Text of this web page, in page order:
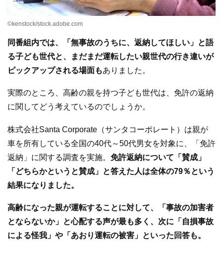
©kenstock/stock.adobe.com
同番組内では、「無事故のうちに、返納してほしい」と語
る子ども世代と、まだまだ運転したい親世代の行き違いが
ピックアップされる場面もありました。
実際のところ、高齢の親を持つ子ども世代は、免許の返納
に関してどう考えているのでしょうか。
株式会社Santa Corporate（サンタコーポレート）は親が
車を所有している全国の40代～50代男女を対象に、「免許
返納」に関する調査を実施。 免許返納について「賛成」
「どちらかというと賛成」と答えた人は全体の79％という
結果になりました。
高齢になった親が運転することに対して、「事故の加害者
とならないか」と心配する声が最も多く、次に「自損事故
による怪我」や「あおり運転の被害」といった回答も。